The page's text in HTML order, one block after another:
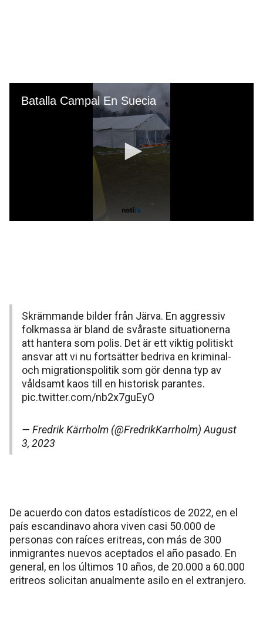
Skrämmande bilder från Järva. En aggressiv
folkmassa är bland de svåraste situationerna
att hantera som polis. Det är ett viktig politiskt
ansvar att vi nu fortsätter bedriva en kriminal-
och migrationspolitik som gör denna typ av
våldsamt kaos till en historisk parantes.
pic.twitter.com/nb2x7guEyO
— Fredrik Kärrholm (@FredrikKarrholm) August
3, 2023
De acuerdo con datos estadísticos de 2022, en el
país escandinavo ahora viven casi 50.000 de
personas con raíces eritreas, con más de 300
inmigrantes nuevos aceptados el año pasado. En
general, en los últimos 10 años, de 20.000 a 60.000
eritreos solicitan anualmente asilo en el extranjero.